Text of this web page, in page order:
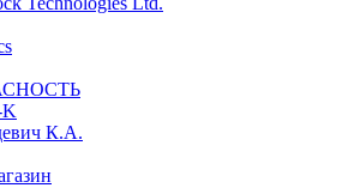
K
К.А.